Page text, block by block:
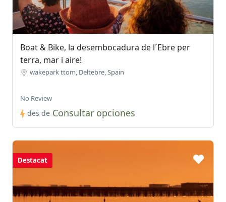
Boat & Bike, la desembocadura de l´Ebre per
terra, mar i aire!
wakepark ttom, Deltebre, Spain
No Review
des de Consultar opciones
Destacat